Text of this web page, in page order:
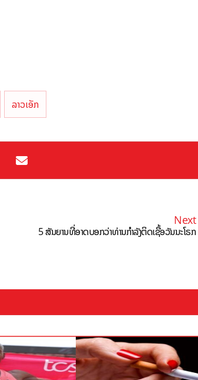
ລາວເອັກ
Next
5 ສັນຍານທີ່ອາດບອກວ່າທ່ານກຳລັງຕິດເຊື້ອວັນນະໂຣກ